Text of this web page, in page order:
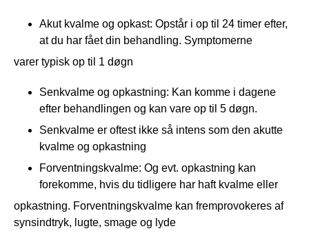
Akut kvalme og opkast: Opstår i op til 24 timer efter,
at du har fået din behandling. Symptomerne
varer typisk op til 1 døgn
Senkvalme og opkastning: Kan komme i dagene
efter behandlingen og kan vare op til 5 døgn.
Senkvalme er oftest ikke så intens som den akutte
kvalme og opkastning
Forventningskvalme: Og evt. opkastning kan
forekomme, hvis du tidligere har haft kvalme eller
opkastning. Forventningskvalme kan fremprovokeres af
synsindtryk, lugte, smage og lyde